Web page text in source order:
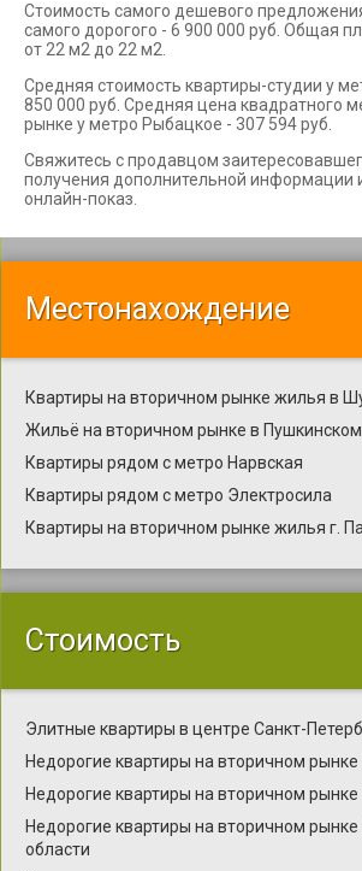
Стоимость самого дешевого
самого дорогого - 6 900 000 руб. Общая
от 22 м2 до 22 м2.
Средняя стоимость квартиры-студии у
850 000 руб. Средняя цена квадратного
рынке у метро Рыбацкое - 307 594 руб.
Свяжитесь с продавцом
получения дополнительной информации
онлайн-показ.
Местонахождение
Квартиры на вторичном рынке жилья в
Жильё на вторичном рынке в
Квартиры рядом с метро Нарвская
Квартиры рядом с метро Электросила
Квартиры на вторичном рынке жилья г.
Стоимость
Элитные квартиры в центре Санкт-
Недорогие квартиры на вторичном рынке
Недорогие квартиры на вторичном рынке
Недорогие квартиры на вторичном
области